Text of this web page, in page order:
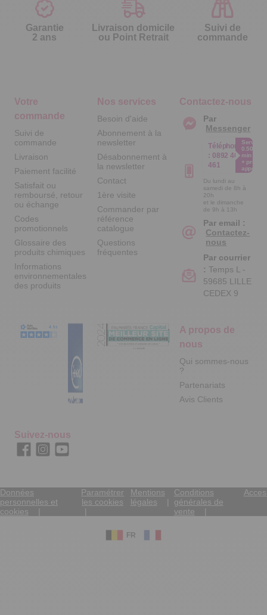
Garantie
2 ans
Livraison domicile
ou Point Retrait
Suivi de
commande
Votre
commande
Suivi de
commande
Livraison
Paiement facilité
Satisfait ou
remboursé, retour
ou échange
Codes
promotionnels
Glossaire des
produits chimiques
Informations
environnementales
des produits
Nos services
Besoin d'aide
Abonnement à la
newsletter
Désabonnement à
la newsletter
Contact
1ère visite
Commander par
référence
catalogue
Questions
fréquentes
A propos de
nous
Qui sommes-nous
?
Partenariats
Avis Clients
Contactez-nous
Par
Messenger
Téléphone
: 0892 461
461
Service
0.50€ /
min
+ prix
appel
Du lundi au
samedi de 8h à
20h
et le dimanche
de 9h à 13h
Par email :
Contactez-
nous
Par courrier
: Temps L -
59685 LILLE
CEDEX 9
Suivez-nous
Données
personnelles et
cookies
Paramétrer
les cookies
Mentions
légales
Conditions
générales de
vente
FR